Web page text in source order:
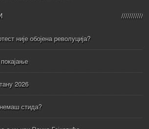
није обојена револуција?
2026
стида?